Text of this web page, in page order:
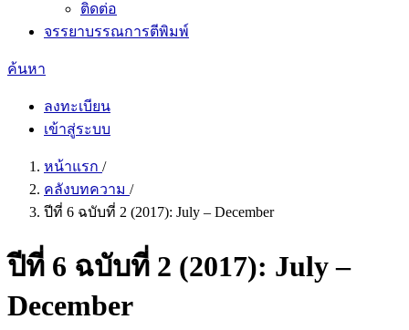
ติดต่อ
จรรยาบรรณการตีพิมพ์
ค้นหา
ลงทะเบียน
เข้าสู่ระบบ
หน้าแรก /
คลังบทความ /
ปีที่ 6 ฉบับที่ 2 (2017): July – December
ปีที่ 6 ฉบับที่ 2 (2017): July –
December